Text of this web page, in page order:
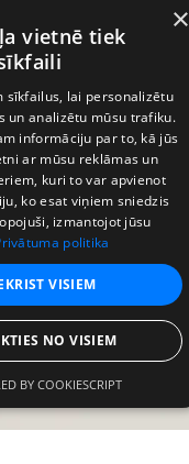
×
vietnē tiek
sīkfailus, lai personalizētu
un analizētu mūsu trafiku.
informāciju par to, kā jūs
ar mūsu reklāmas un
kuri to var apvienot
ko esat viņiem sniedzis
izmantojot jūsu
politika
VISIEM
NO VISIEM
BY COOKIESCRIPT